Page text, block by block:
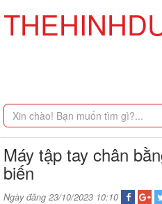
Máy tập tay chân
biến
Ngày đăng 23/10/2023 10:10